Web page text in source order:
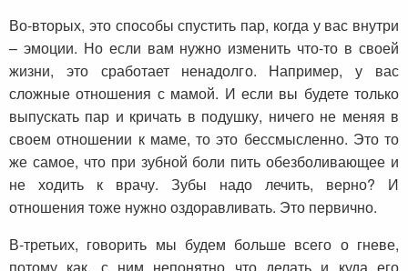
Во-вторых, это способы спустить пар, когда у вас внутри
– эмоции. Но если вам нужно изменить что-то в своей
жизни, это сработает ненадолго. Например, у вас
сложные отношения с мамой. И если вы будете только
выпускать пар и кричать в подушку, ничего не меняя в
своем отношении к маме, то это бессмысленно. Это то
же самое, что при зубной боли пить обезболивающее и
не ходить к врачу. Зубы надо лечить, верно? И
отношения тоже нужно оздоравливать. Это первично.
В-третьих, говорить мы будем больше всего о гневе,